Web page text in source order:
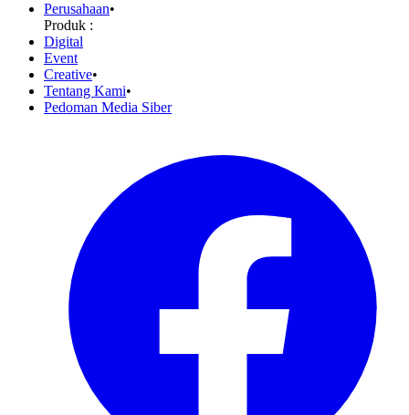
Perusahaan•
Produk :
Digital
Event
Creative•
Tentang Kami•
Pedoman Media Siber